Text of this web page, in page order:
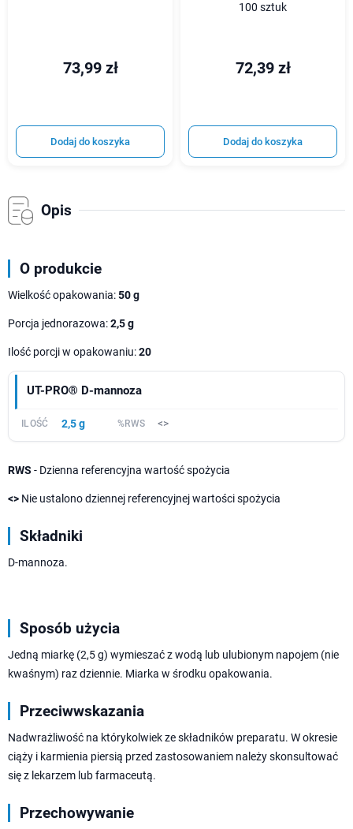
73,99 zł
Dodaj do koszyka
100 sztuk
72,39 zł
Dodaj do koszyka
Opis
O produkcie
Wielkość opakowania:50 g
Porcja jednorazowa:2,5 g
Ilość porcji w opakowaniu:20
UT-PRO® D-mannoza
2,5 g <>
RWS - Dzienna referencyjna wartość spożycia
<> Nie ustalono dziennej referencyjnej wartości spożycia
Składniki
D-mannoza.
Sposób użycia
Jedną miarkę (2,5 g) wymieszać z wodą lub ulubionym napojem (nie
kwaśnym) raz dziennie. Miarka w środku opakowania.
Przeciwwskazania
Nadwrażliwość na którykolwiek ze składników preparatu. W okresie
ciąży i karmienia piersią przed zastosowaniem należy skonsultować
się z lekarzem lub farmaceutą.
Przechowywanie